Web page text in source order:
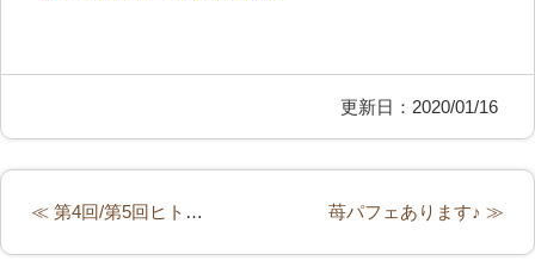
更新日：2020/01/16
≪ 第4回/第5回ヒトツブレッスンのご案内 苺パフェあります♪ ≫